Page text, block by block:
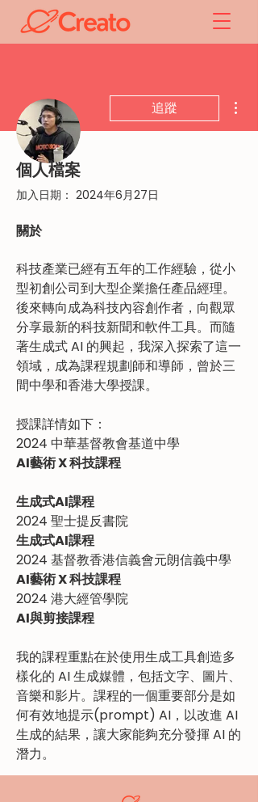
追蹤
Joseph Cheung
1 追蹤者 0 追蹤中
個人檔案
加入日期： 2024年6月27日
關於
科技產業已經有五年的工作經驗，從小
型初創公司到大型企業擔任產品經理。
後來轉向成為科技內容創作者，向觀眾
分享最新的科技新聞和軟件工具。而隨
著生成式 AI 的興起，我深入探索了這一
領域，成為課程規劃師和導師，曾於三
間中學和香港大學授課。
授課詳情如下：
AI藝術 X 科技課程
生成式AI課程
生成式AI課程
AI藝術 X 科技課程
AI與剪接課程
我的課程重點在於使用生成工具創造多
樣化的 AI 生成媒體，包括文字、圖片、
音樂和影片。課程的一個重要部分是如
何有效地提示(prompt) AI，以改進 AI
生成的結果，讓大家能夠充分發揮 AI 的
潛力。